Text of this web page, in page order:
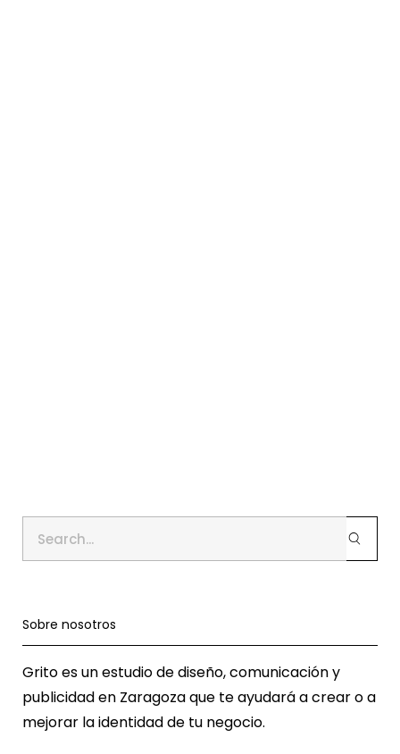
Sobre nosotros
Grito es un estudio de diseño, comunicación y
publicidad en Zaragoza que te ayudará a crear o a
mejorar la identidad de tu negocio.